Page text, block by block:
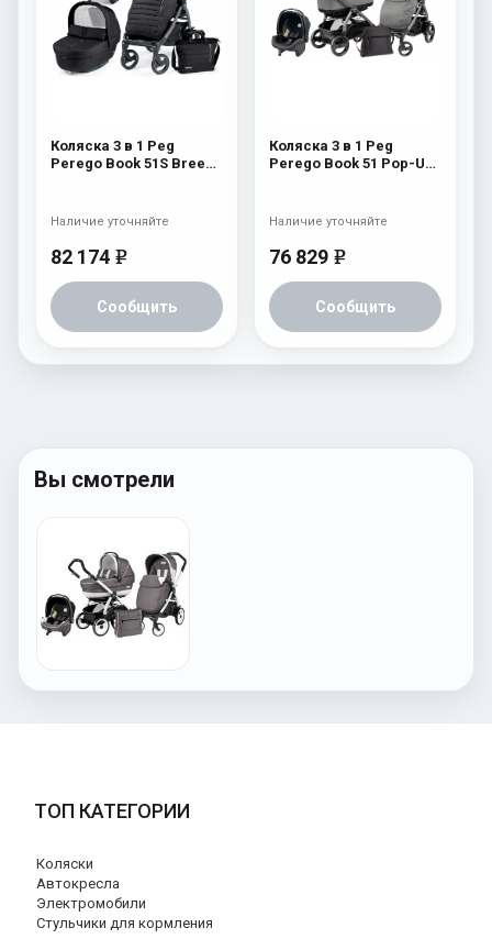
Коляска 3 в 1 Peg
Perego Book 51S Breeze
82 174 e
Сообщить
Наличие уточняйте
Коляска 3 в 1 Peg
Perego Book 51 Pop-Up
76 829 e
Сообщить
Наличие уточняйте
Вы смотрели
ТОП КАТЕГОРИИ
Коляски
Автокресла
Электромобили
Стульчики для кормления